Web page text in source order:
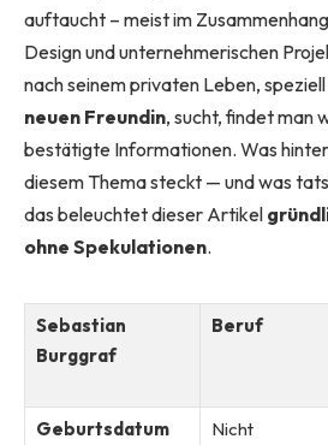
auftaucht – meist im
Design und unternehmerischen
nach seinem privaten Leben,
neuen Freundin, sucht, findet man
bestätigte Informationen. Was
diesem Thema steckt — und was
das beleuchtet dieser Artikel
ohne Spekulationen.
Sebastian
Burggraf
Beruf
Geburtsdatum
Nicht